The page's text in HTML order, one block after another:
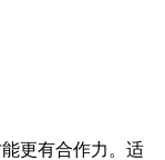
更有合作力。适